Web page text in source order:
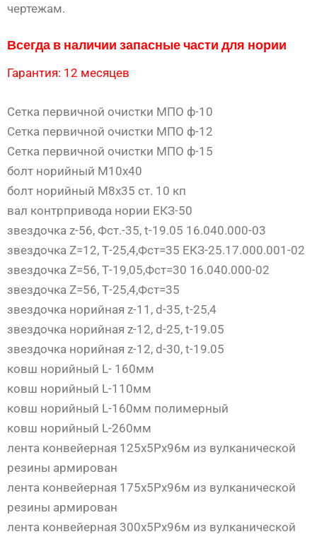
чертежам.
Всегда в наличии запасные части для нории
Гарантия: 12 месяцев
Сетка первичной очистки МПО ф-10
Сетка первичной очистки МПО ф-12
Сетка первичной очистки МПО ф-15
болт норийный М10х40
болт норийный М8х35 ст. 10 кп
вал контрпривода нории ЕКЗ-50
звездочка z-56, Фст.-35, t-19.05 16.040.000-03
звездочка Z=12, Т-25,4,Фст=35 ЕКЗ-25.17.000.001-02
звездочка Z=56, Т-19,05,Фст=30 16.040.000-02
звездочка Z=56, Т-25,4,Фст=35
звездочка норийная z-11, d-35, t-25,4
звездочка норийная z-12, d-25, t-19.05
звездочка норийная z-12, d-30, t-19.05
ковш норийный L- 160мм
ковш норийный L-110мм
ковш норийный L-160мм полимерный
ковш норийный L-260мм
лента конвейерная 125х5Рх96м из вулканической
резины армирован
лента конвейерная 175х5Рх96м из вулканической
резины армирован
лента конвейерная 300х5Рх96м из вулканической